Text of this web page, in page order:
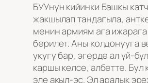
БУУнун кийинки Башкы
жакшылап тандагыла,
менин армиям ага ижарага
берилет. Аны колдонууга
укугу бар, эгерде ал үй-
каршы келсе, албетте. Бул
эле акыл-эс. Эл аралык